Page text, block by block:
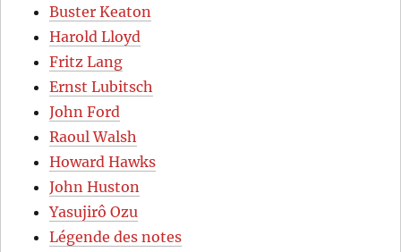
Buster Keaton
Harold Lloyd
Fritz Lang
Ernst Lubitsch
John Ford
Raoul Walsh
Howard Hawks
John Huston
Yasujirô Ozu
Légende des notes